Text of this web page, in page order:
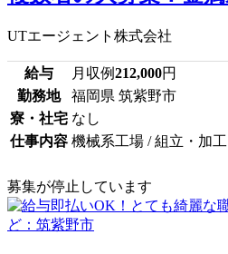
UTエージェント株式会社
給与 月収例212,000円
勤務地
福岡県 筑紫野市
寮・社宅 なし
仕事内容 機械系工場 / 組立・加
募集が停止しています